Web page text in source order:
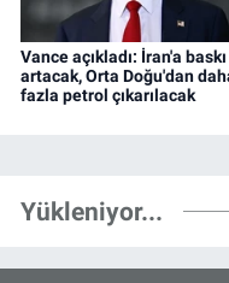
Vance açıkladı: İran'a baskı
artacak, Orta Doğu'dan
fazla petrol çıkarılacak
Yükleniyor...